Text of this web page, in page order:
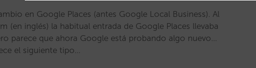
en Google Places (antes Google Local Business). Al
(en inglés) la habitual entrada de Google Places llevaba
parece que ahora Google está probando algo nuevo…
el siguiente tipo…